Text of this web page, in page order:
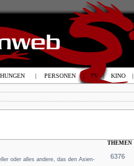
THEMEN
oder alles andere, das den Asien-
6376
| PERSONEN | TV | KINO |